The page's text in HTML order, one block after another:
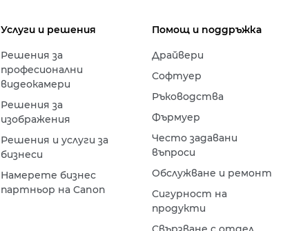
Услуги и решения
Решения за
професионални
видеокамери
Решения за
изображения
Решения и услуги за
бизнеси
Намерете бизнес
партньор на Canon
Помощ и поддръжка
Драйвери
Софтуер
Ръководства
Фърмуер
Често задавани
въпроси
Обслужване и ремонт
Сигурност на
продукти